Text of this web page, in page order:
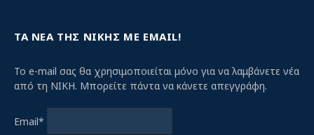
ΤΑ ΝΕΑ ΤΗΣ ΝΙΚΗΣ ΜΕ EMAIL!
Το e-mail σας θα χρησιμοποιείται μόνο για να λαμβάνετε νέα
από τη ΝΙΚΗ. Μπορείτε πάντα να κάνετε απεγγράφη.
Email*